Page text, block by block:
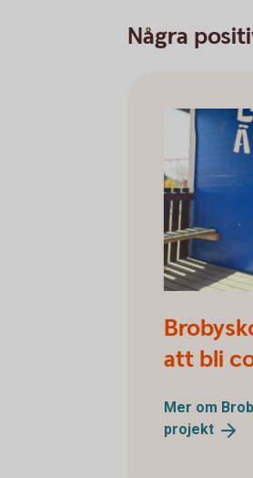
Några
att bli
Mer om
projekt